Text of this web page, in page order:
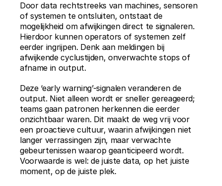
Door data rechtstreeks van machines, sensoren
of systemen te ontsluiten, ontstaat de
mogelijkheid om afwijkingen direct te signaleren.
Hierdoor kunnen operators of systemen zelf
eerder ingrijpen. Denk aan meldingen bij
afwijkende cyclustijden, onverwachte stops of
afname in output.
Deze ‘early warning’-signalen veranderen de
output. Niet alleen wordt er sneller gereageerd;
teams gaan patronen herkennen die eerder
onzichtbaar waren. Dit maakt de weg vrij voor
een proactieve cultuur, waarin afwijkingen niet
langer verrassingen zijn, maar verwachte
gebeurtenissen waarop geanticipeerd wordt.
Voorwaarde is wel: de juiste data, op het juiste
moment, op de juiste plek.